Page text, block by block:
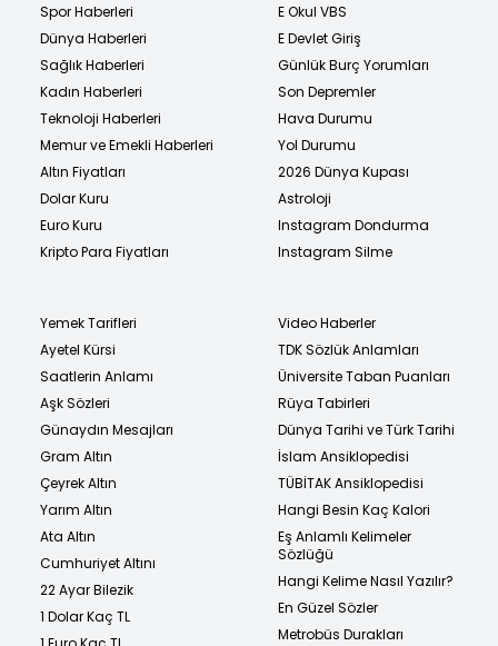
Spor Haberleri
Dünya Haberleri
Sağlık Haberleri
Kadın Haberleri
Teknoloji Haberleri
Memur ve Emekli Haberleri
Altın Fiyatları
Dolar Kuru
Euro Kuru
Kripto Para Fiyatları
E Okul VBS
E Devlet Giriş
Günlük Burç Yorumları
Son Depremler
Hava Durumu
Yol Durumu
2026 Dünya Kupası
Astroloji
Instagram Dondurma
Instagram Silme
Yemek Tarifleri
Ayetel Kürsi
Saatlerin Anlamı
Aşk Sözleri
Günaydın Mesajları
Gram Altın
Çeyrek Altın
Yarım Altın
Ata Altın
Cumhuriyet Altını
22 Ayar Bilezik
1 Dolar Kaç TL
Video Haberler
TDK Sözlük Anlamları
Üniversite Taban Puanları
Rüya Tabirleri
Dünya Tarihi ve Türk Tarihi
İslam Ansiklopedisi
TÜBİTAK Ansiklopedisi
Hangi Besin Kaç Kalori
Eş Anlamlı Kelimeler
Sözlüğü
Hangi Kelime Nasıl Yazılır?
En Güzel Sözler
Metrobüs Durakları